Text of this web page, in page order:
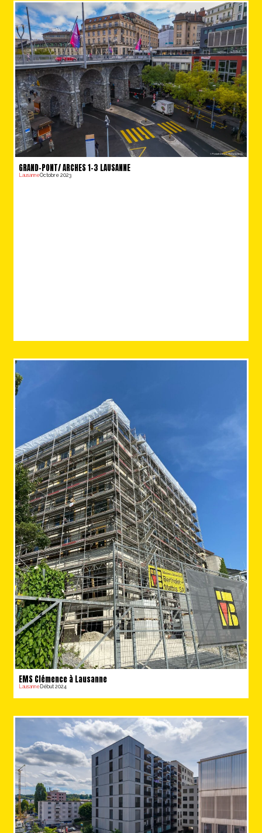
GRAND-PONT/ ARCHES 1-3 LAUSANNE
LausanneOctobre 2023
EMS Clémence à Lausanne
LausanneDébut 2024